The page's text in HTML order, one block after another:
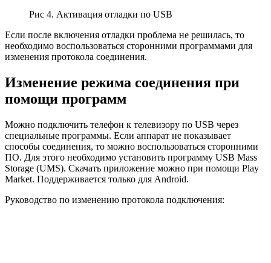
Рис 4. Активация отладки по USB
Если после включения отладки проблема не решилась, то
необходимо воспользоваться сторонними программами для
изменения протокола соединения.
Изменение режима соединения при
помощи программ
Можно подключить телефон к телевизору по USB через
специальные программы. Если аппарат не показывает
способы соединения, то можно воспользоваться сторонними
ПО. Для этого необходимо установить программу USB Mass
Storage (UMS). Скачать приложение можно при помощи Play
Market. Поддерживается только для Android.
Руководство по изменению протокола подключения: